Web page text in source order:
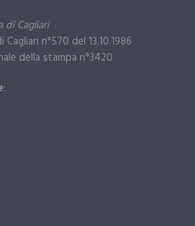
di Cagliari
n°570 del 13.10.1986
della stampa n°3420
: